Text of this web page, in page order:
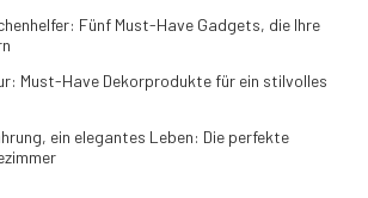
Fünf Must-Have Gadgets, die Ihre
Must-Have Dekorprodukte für ein stilvolles
ein elegantes Leben: Die perfekte